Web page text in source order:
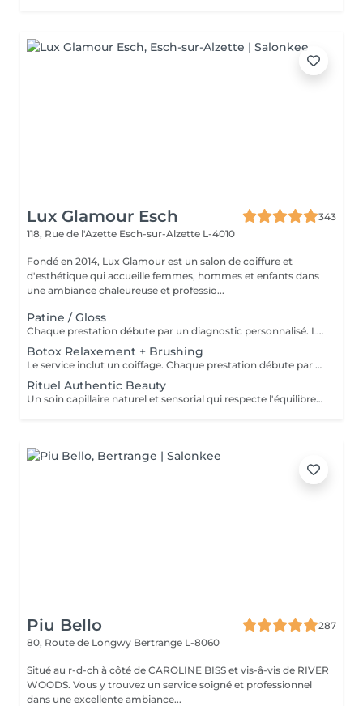
Lux Glamour Esch
343
118, Rue de l'Azette Esch-sur-Alzette L-4010
Fondé en 2014, Lux Glamour est un salon de coiffure et
d'esthétique qui accueille femmes, hommes et enfants dans
une ambiance chaleureuse et professio...
Patine / Gloss
Chaque prestation débute par un diagnostic personnalisé. Le tarif final est confirmé en salon selon les besoins de vos cheveux et la technique réalisée.
Botox Relaxement + Brushing
Le service inclut un coiffage. Chaque prestation débute par un diagnostic personnalisé. Le tarif final est confirmé en salon selon les besoins de vos cheveux et la technique réalisée.
Rituel Authentic Beauty
Un soin capillaire naturel et sensorial qui respecte l'équilibre du cuir chevelu et la beauté des cheveux. Enrichi en ingrédients d'origine naturelle, ce rituel nettoie, nourrit et sublime la fibre capillaire tout en apportant une sensation de fraîcheur et de légèreté. Profitez d'un moment de bien-être authentique et relaxant pour révéler des cheveux sains et lumineux.
Piu Bello
287
80, Route de Longwy Bertrange L-8060
Situé au r-d-ch à côté de CAROLINE BISS et vis-â-vis de RIVER
WOODS. Vous y trouvez un service soigné et professionnel
dans une excellente ambiance...